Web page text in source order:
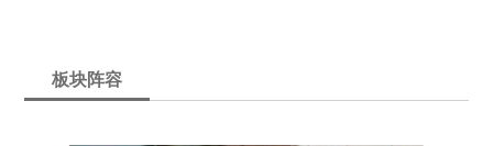
板块阵容